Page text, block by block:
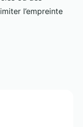
l’empreinte